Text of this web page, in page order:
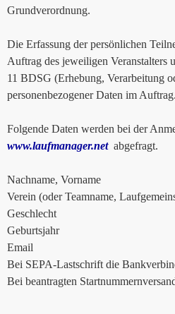
Grundverordnung.
Die Erfassung der persönlichen
Auftrag des jeweiligen Veranstalters
11 BDSG (Erhebung, Verarbeitung
personenbezogener Daten im
Folgende Daten werden bei der
www.laufmanager.netabgefragt.
Nachname, Vorname
Verein (oder Teamname,
Geschlecht
Geburtsjahr
Email
Bei SEPA-Lastschrift die
Bei beantragten